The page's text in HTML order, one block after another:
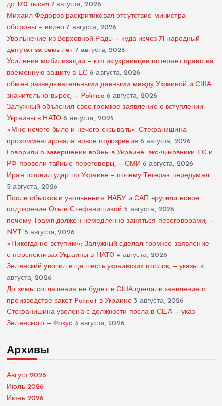
до 170 тысяч 7 августа, 2026
Михаил Федоров раскритиковал отсутствие министра
обороны — видео 7 августа, 2026
Увольнение из Верховной Рады — куда исчез 71 народный
депутат за семь лет 7 августа, 2026
Усиление мобилизации — кто из украинцев потеряет право на
временную защиту в ЕС 6 августа, 2026
обмен разведывательными данными между Украиной и США
значительно вырос, — Politico 6 августа, 2026
Залужный объяснил свое громкое заявление о вступлении
Украины в НАТО 6 августа, 2026
«Мне нечего было и нечего скрывать»: Стефанишина
прокомментировала новое подозрение 6 августа, 2026
Говорили о завершении войны в Украине: экс-чиновники ЕС и
РФ провели тайные переговоры, — СМИ 6 августа, 2026
Иран готовил удар по Украине — почему Тегеран передумал
5 августа, 2026
После обысков и увольнения: НАБУ и САП вручили новое
подозрение Ольге Стефанишиной 5 августа, 2026
почему Трамп должен немедленно заняться переговорами, —
NYT 5 августа, 2026
«Никогда не вступим»: Залужный сделал громкое заявление
о перспективах Украины в НАТО 4 августа, 2026
Зеленский уволил еще шесть украинских послов, — указы 4
августа, 2026
До зимы соглашения не будет: в США сделали заявление о
производстве ракет Patriot в Украине 3 августа, 2026
Стефанишина уволена с должности посла в США — указ
Зеленского — Фокус 3 августа, 2026
Архивы
Август 2026
Июль 2026
Июнь 2026